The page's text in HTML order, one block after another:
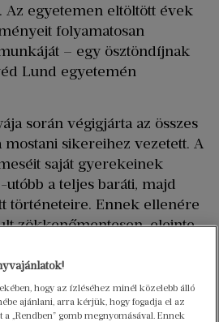
egyetemen eltöltött évek
folyamatosan
– egy ösztöndíjnak
Lund egyetemén
során végigjárta az összes
sikereihez vezetett. A
saját gyerekeinek
a teljes baráti, majd
történeteire. Ennek ellenére
zökkenőmentesen, eleinte
dolgozott.
hogy az ízléséhez minél közelebb álló
ajánlani, arra kérjük, hogy fogadja el az
„Rendben” gomb megnyomásával. Ennek